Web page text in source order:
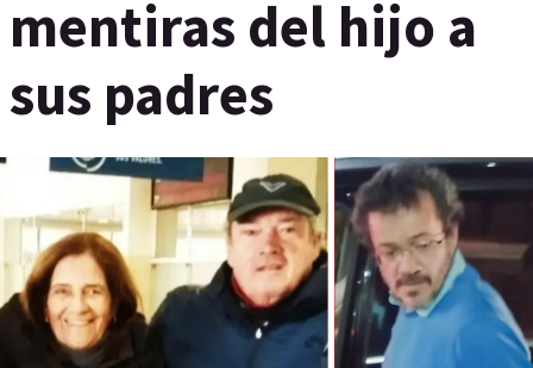
mentiras del hijo a
sus padres